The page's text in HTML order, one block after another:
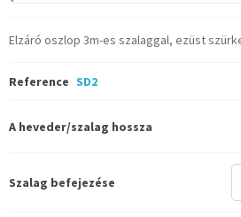
Elzáró oszlop 3m-es szalaggal, ezüst
Reference SD2
A heveder/szalag hossza
Szalag befejezése